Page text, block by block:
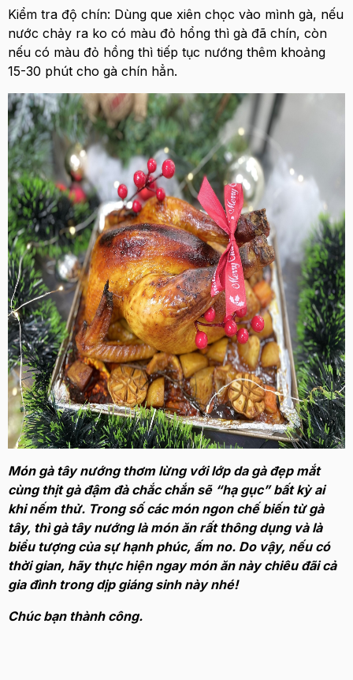
Kiểm tra độ chín: Dùng que xiên chọc vào mình gà, nếu
nước chảy ra ko có màu đỏ hổng thì gà đã chín, còn
nếu có màu đỏ hồng thì tiếp tục nướng thêm khoảng
15-30 phút cho gà chín hẳn.
Món gà tây nướng thơm lừng với lớp da gà đẹp mắt
cùng thịt gà đậm đà chắc chắn sẽ “hạ gục” bất kỳ ai
khi nếm thử. Trong số các món ngon chế biến từ gà
tây, thì gà tây nướng là món ăn rất thông dụng và là
biểu tượng của sự hạnh phúc, ấm no. Do vậy, nếu có
thời gian, hãy thực hiện ngay món ăn này chiêu đãi cả
gia đình trong dịp giáng sinh này nhé!
Chúc bạn thành công.